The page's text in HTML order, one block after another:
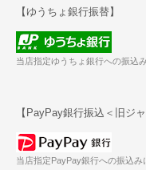
【ゆうちょ銀行振替】
当店指定ゆうちょ銀行への振込
【PayPay銀行振込＜旧ジ
当店指定PayPay銀行への振込